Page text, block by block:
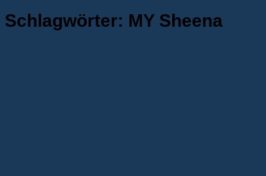
Schlagwörter: MY Sheena